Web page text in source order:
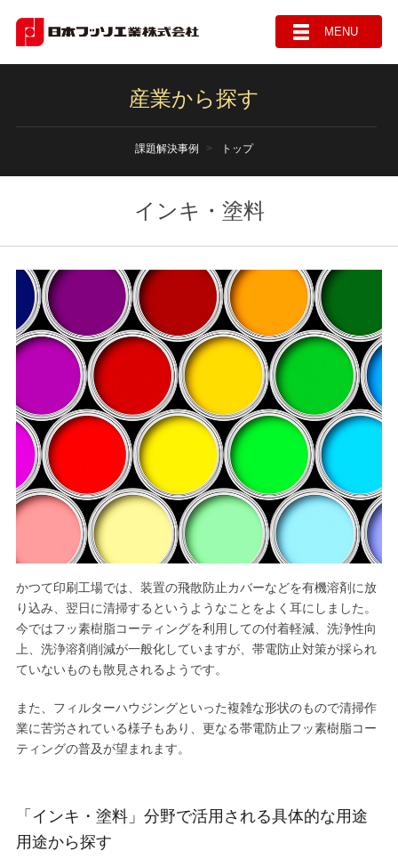
MENU
産業から探す
課題解決事例 トップ
インキ・塗料
かつて印刷工場では、装置の飛散防止カバーなどを有機溶剤に放
り込み、翌日に清掃するというようなことをよく耳にしました。
今ではフッ素樹脂コーティングを利用しての付着軽減、洗浄性向
上、洗浄溶剤削減が一般化していますが、帯電防止対策が採られ
ていないものも散見されるようです。
また、フィルターハウジングといった複雑な形状のもので清掃作
業に苦労されている様子もあり、更なる帯電防止フッ素樹脂コー
ティングの普及が望まれます。
「インキ・塗料」分野で活用される具体的な用途
用途から探す